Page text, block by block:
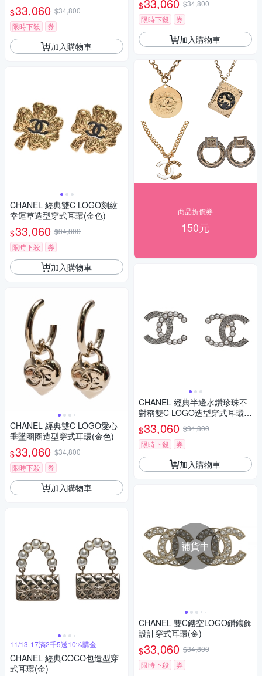
$33,060 $34,800
限時下殺
券
加入購物車
CHANEL 經典雙C LOGO刻紋
幸運草造型穿式耳環(金色)
$33,060 $34,800
限時下殺
券
加入購物車
CHANEL 經典雙C LOGO愛心
垂墜圈圈造型穿式耳環(金色)
$33,060 $34,800
限時下殺
券
加入購物車
11/13-17滿2千5送10%購金
CHANEL 經典COCO包造型穿
式耳環(金)
$33,060 $34,800
限時下殺
券
加入購物車
商品折價券
150元
CHANEL 經典半邊水鑽珍珠不
對稱雙C LOGO造型穿式耳環
(銀色)
$33,060 $34,800
限時下殺
券
加入購物車
補貨中
CHANEL 雙C鏤空LOGO鑽鑲飾
設計穿式耳環(金)
$33,060 $34,800
限時下殺
券